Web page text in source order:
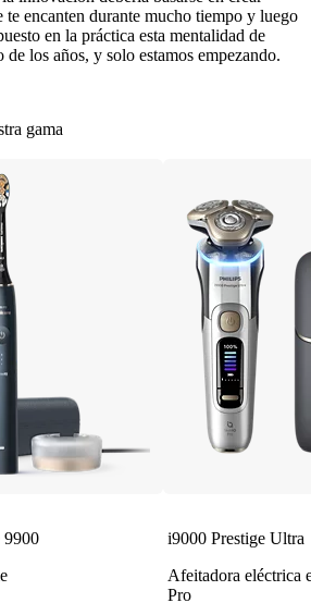
te encanten durante mucho tiempo y luego
en la práctica esta mentalidad de
los años, y solo estamos empezando.
gama
9900
i9000 Prestige Ultra
Afeitadora eléctrica
Pro